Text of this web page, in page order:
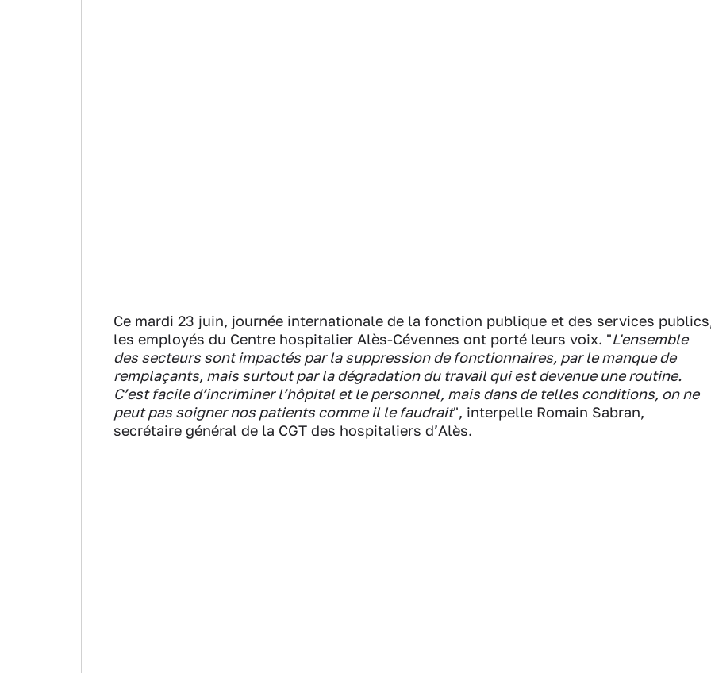
Ce mardi 23 juin, journée internationale de la fonction publique et des services
les employés du Centre hospitalier Alès-Cévennes ont porté leurs voix. "L'ensemble
des secteurs sont impactés par la suppression de fonctionnaires, par le manque de
remplaçants, mais surtout par la dégradation du travail qui est devenue une routine.
C’est facile d’incriminer l’hôpital et le personnel, mais dans de telles conditions, on ne
peut pas soigner nos patients comme il le faudrait", interpelle Romain Sabran,
secrétaire général de la CGT des hospitaliers d’Alès.